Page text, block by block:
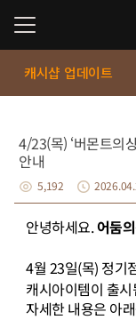
캐시샵 업데이트
4/23(목) ‘버몬트의
안내
5,192
안녕하세요.어둠
4월 23일(목) 정기
캐시아이템이 출
자세한 내용은 아